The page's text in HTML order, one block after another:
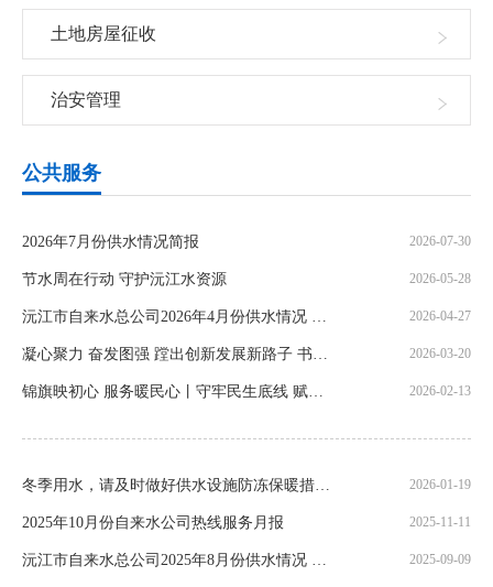
土地房屋征收
治安管理
公共服务
2026年7月份供水情况简报 2026-07-30
节水周在行动 守护沅江水资源 2026-05-28
沅江市自来水总公司2026年4月份供水情况 简报 2026-04-27
凝心聚力 奋发图强 蹚出创新发展新路子 书写供水事业新篇章 2026-03-20
锦旗映初心 服务暖民心丨守牢民生底线 赋能供水保障 2026-02-13
冬季用水，请及时做好供水设施防冻保暖措施！ 2026-01-19
2025年10月份自来水公司热线服务月报 2025-11-11
沅江市自来水总公司2025年8月份供水情况 简报 2025-09-09